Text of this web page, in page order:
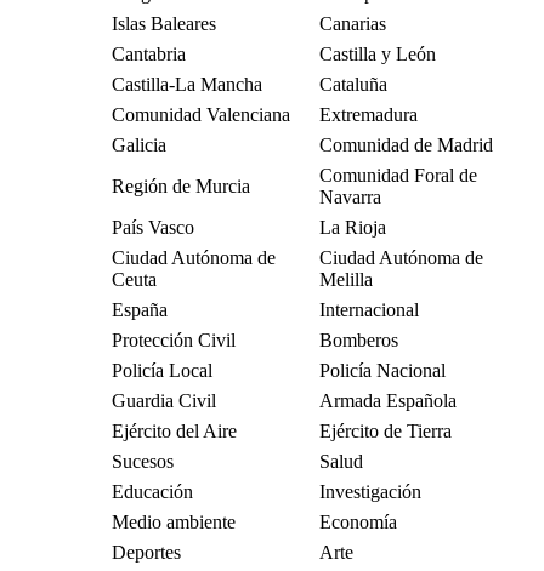
Islas Baleares
Canarias
Cantabria
Castilla y León
Castilla-La Mancha
Cataluña
Comunidad Valenciana
Extremadura
Galicia
Comunidad de Madrid
Región de Murcia
Comunidad Foral de
Navarra
País Vasco
La Rioja
Ciudad Autónoma de
Ceuta
Ciudad Autónoma de
Melilla
España
Internacional
Protección Civil
Bomberos
Policía Local
Policía Nacional
Guardia Civil
Armada Española
Ejército del Aire
Ejército de Tierra
Sucesos
Salud
Educación
Investigación
Medio ambiente
Economía
Deportes
Arte